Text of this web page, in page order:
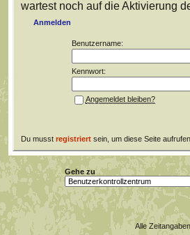
wartest noch auf die Aktivierung
Anmelden
Benutzername:
Kennwort:
Angemeldet bleiben?
Du musst registriertsein, um diese Seite
Gehe zu
Alle